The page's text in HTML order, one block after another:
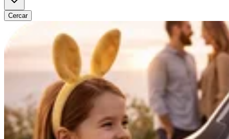
Cercar